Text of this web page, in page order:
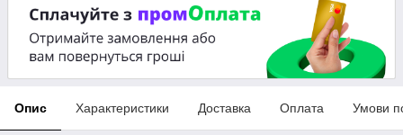
Опис Характеристики Доставка Оплата Умови